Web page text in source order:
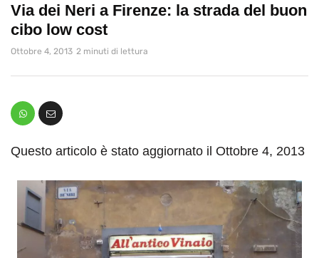
Via dei Neri a Firenze: la strada del buon
cibo low cost
Ottobre 4, 2013 2 minuti di lettura
Questo articolo è stato aggiornato il Ottobre 4, 2013